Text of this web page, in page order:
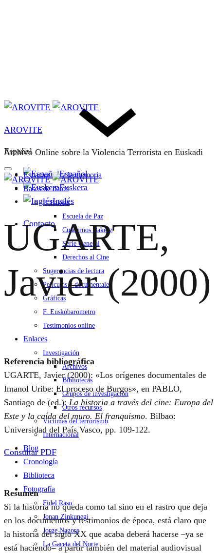
Español
Español
Euskera
Inglés
Contacto
AROVITE
Archivo Online sobre la Violencia Terrorista en Euskadi
Espacios para la memoria
Bases de datos
F. Bakeaz
Escuela de Paz
Cuadernos Bakeaz
Serie General
Derechos al Cine
Sugerencias de lectura
Películas y documentales
Gráficas
F. Euskobarometro
Testimonios online
Enlaces
Investigación
Archivos
Bibliotecas
Grupos de investigación
Otros recursos
Víctimas del terrorismo
Internacional
Blog
Cronología
Biblioteca
Fotografía
Fidel Raso
Jonan Zinkunegi
Jorge Nagore
La Gaceta del Norte
UGARTE,
Javier (2000)
Referencia bibliográfica
UGARTE, Javier (2000): «Los orígenes documentales de
Imanol Uribe: El proceso de Burgos», en PABLO,
Santiago de (ed.): La historia a través del cine: Europa del
Este y la caída del muro. El franquismo. Bilbao:
Universidad del País Vasco, pp. 109-122.
Consultar PDF
Resumen
Si la historia no queda como tal sino en el rastro que deja
en los documentos y testimonios de época, está claro que
la historia del siglo XX que acaba deberá hacerse –ya se
está haciendo– a partir también del material audiovisual